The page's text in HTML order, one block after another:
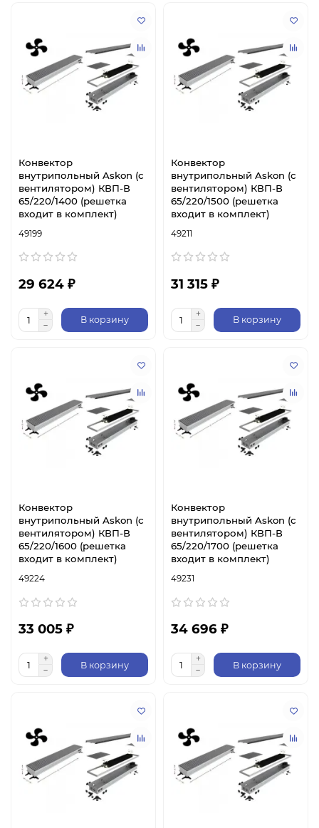
Конвектор
внутрипольный Askon (с
вентилятором) КВП-В
65/220/1400 (решетка
входит в комплект)
49199
29 624 ₽
В корзину
Конвектор
внутрипольный Askon (с
вентилятором) КВП-В
65/220/1500 (решетка
входит в комплект)
49211
31 315 ₽
В корзину
Конвектор
внутрипольный Askon (с
вентилятором) КВП-В
65/220/1600 (решетка
входит в комплект)
49224
33 005 ₽
В корзину
Конвектор
внутрипольный Askon (с
вентилятором) КВП-В
65/220/1700 (решетка
входит в комплект)
49231
34 696 ₽
В корзину